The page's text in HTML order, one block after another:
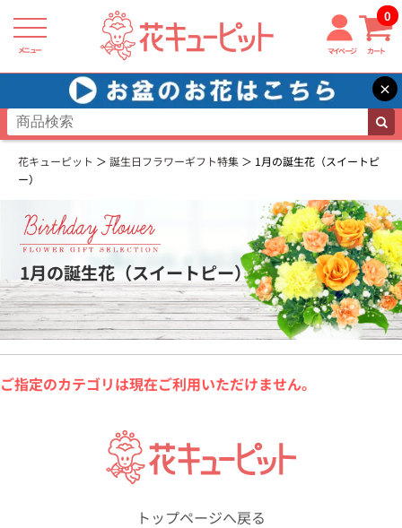
メニュー マイページ カート
0
×
花キューピット 誕生日フラワーギフト特集
1月の誕生花（スイートピ
ー）
1月の誕生花（スイートピー）
ご指定のカテゴリは現在ご利用いただけません。
トップページへ戻る